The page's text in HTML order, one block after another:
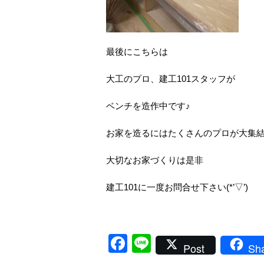
最後にこちらは
大工のプロ、建工101スタッフが
ベンチを造作中です♪
お家を造るにはたくさんのプロが大集
大切なお家づくりは是非
建工101に一度お問合せ下さい(*’▽’)
Facebook
LinePost